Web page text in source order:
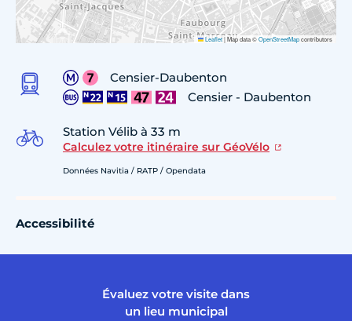
Leaflet|Map data ©OpenStreetMapcontributors
Censier-Daubenton
Censier - Daubenton
Station Vélib à 33 m
Calculez votre itinéraire sur GéoVélo
Données Navitia / RATP / Opendata
Accessibilité
Évaluez votre visite dans
un lieu municipal